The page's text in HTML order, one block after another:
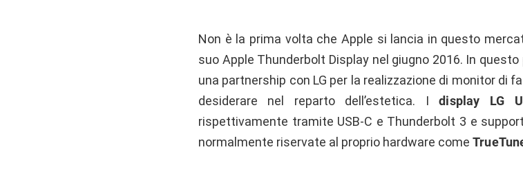
Non è la prima volta che Apple si lancia in questo
suo Apple Thunderbolt Display nel giugno 2016. In
una partnership con LG per la realizzazione di monitor di
desiderare nel reparto dell’estetica. Idisplay LG
rispettivamente tramite USB-C e Thunderbolt 3 e
normalmente riservate al proprio hardware come